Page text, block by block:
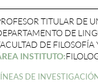
TITULAR DE
DE
DE FILOSOFÍA
INSTITUTO:
DE